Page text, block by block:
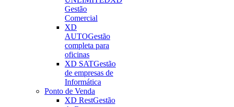
Gestão
Comercial
XD
AUTOGestão
completa para
oficinas
XD SATGestão
de empresas de
Informática
Ponto de Venda
XD RestGestão